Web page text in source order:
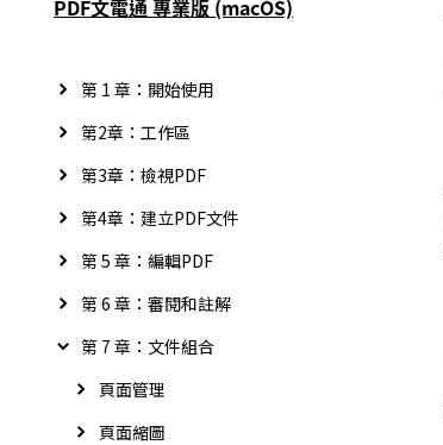
PDF文電通 專業版 (macOS)
第 1 章：開始使用
第2章：工作區
第3章：檢視PDF
第4章：建立PDF文件
第 5 章：編輯PDF
第 6 章：審閱和註解
第 7 章：文件組合
頁面管理
頁面縮圖